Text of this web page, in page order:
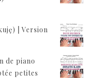
| Version
de piano
petites